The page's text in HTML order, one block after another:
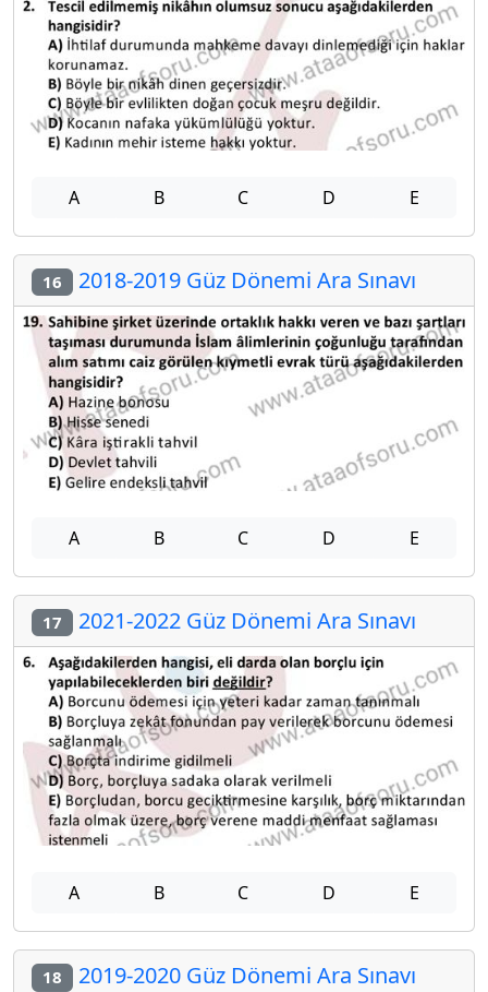
A B C D E
16 2018-2019 Güz Dönemi Ara Sınavı
A B C D E
17 2021-2022 Güz Dönemi Ara Sınavı
A B C D E
18 2019-2020 Güz Dönemi Ara Sınavı